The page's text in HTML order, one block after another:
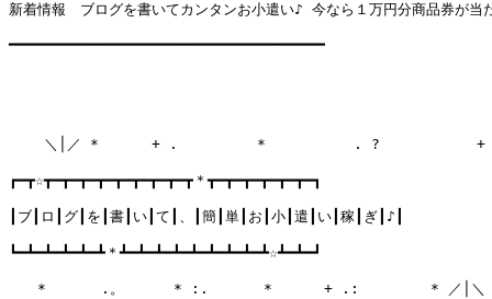
新着情報　ブログを書いてカンタンお小遣い♪ 今なら１万円分商品券が当
━━━━━━━━━━━━━━━━━━━━━━━━━━━━━━━━━━━━
＼│／ *      + .         *          . ?           +
┏━┳☆┳━┳━┳━┳━┳━┳━┳━┳━┳＊┳━┳━┳━┳━┳━┳━┓
┃ブ┃ロ┃グ┃を┃書┃い┃て┃、┃簡┃単┃お┃小┃遣┃い┃稼┃ぎ┃♪┃
┗━┻━┻━┻━┻━┻＊┻━┻━┻━┻━┻━┻━┻━┻━┻☆┻━┻━┛
*  　 　.。　    * :. 　　  *　　 　+ .:　　　　　* ／│＼